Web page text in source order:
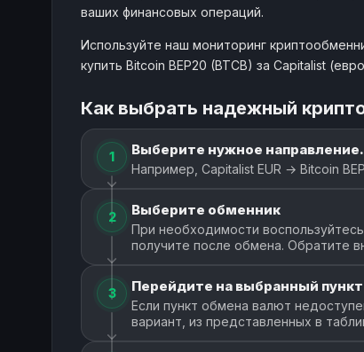
ваших финансовых операций.
Используйте наш мониторинг
купить Bitcoin BEP20 (BTCB) за Capitalist
Как выбрать надежный
1 Выберите нужное направление.
Например, Capitalist EUR → Bitcoin
2 Выберите обменник
При необходимости
получите после обмена. Обратите
3 Перейдите на выбранный
Если пункт обмена валют
вариант, из представленных в